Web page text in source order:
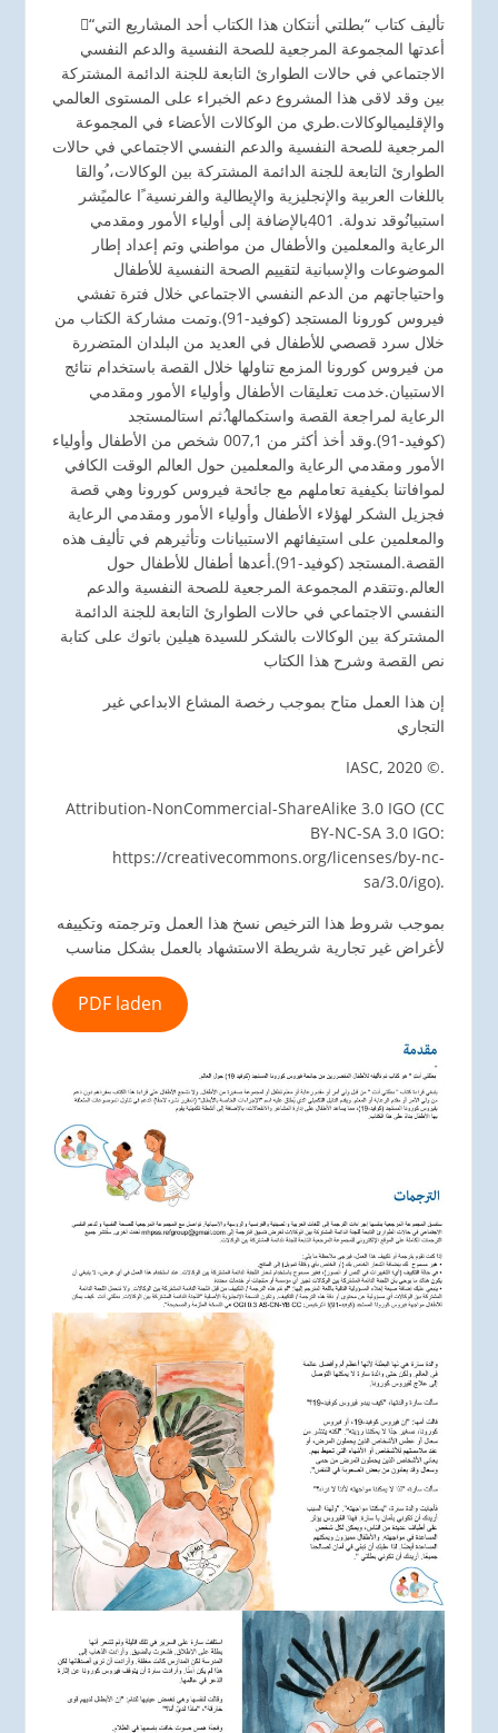
“ِتأليف كتاب “بطلتي أنتكان هذا الكتاب أحد المشاريع التي
أعدتها المجموعة المرجعية للصحة النفسية والدعم النفسي
الاجتماعي في حالات الطوارئ التابعة للجنة الدائمة المشتركة
بين وقد لاقى هذا المشروع دعم الخبراء على المستوى العالمي
والإقليميالوكالات.طري من الوكالات الأعضاء في المجموعة
المرجعية للصحة النفسية والدعم النفسي الاجتماعي في حالات
الطوارئ التابعة للجنة الدائمة المشتركة بين الوكالات، ُوالقا
باللغات العربية والإنجليزية والإيطالية والفرنسية ًا عالميًشر
استبيانُوقد ندولة. 401بالإضافة إلى أولياء الأمور ومقدمي
الرعاية والمعلمين والأطفال من مواطني وتم إعداد إطار
الموضوعات والإسبانية لتقييم الصحة النفسية للأطفال
واحتياجاتهم من الدعم النفسي الاجتماعي خلال فترة تفشي
فيروس كورونا المستجد (كوفيد-91).وتمت مشاركة الكتاب من
خلال سرد قصصي للأطفال في العديد من البلدان المتضررة
من فيروس كورونا المزمع تناولها خلال القصة باستخدام نتائج
الاستبيان.خدمت تعليقات الأطفال وأولياء الأمور ومقدمي
الرعاية لمراجعة القصة واستكمالها.ُثم استالمستجد
(كوفيد-91).وقد أخذ أكثر من 007,1 شخص من الأطفال وأولياء
الأمور ومقدمي الرعاية والمعلمين حول العالم الوقت الكافي
لموافاتنا بكيفية تعاملهم مع جائحة فيروس كورونا وهي قصة
فجزيل الشكر لهؤلاء الأطفال وأولياء الأمور ومقدمي الرعاية
والمعلمين على استيفائهم الاستبيانات وتأثيرهم في تأليف هذه
القصة.المستجد (كوفيد-91).أعدها أطفال للأطفال حول
العالم.وتتقدم المجموعة المرجعية للصحة النفسية والدعم
النفسي الاجتماعي في حالات الطوارئ التابعة للجنة الدائمة
المشتركة بين الوكالات بالشكر للسيدة هيلين باتوك على كتابة
نص القصة وشرح هذا الكتاب
إن هذا العمل متاح بموجب رخصة المشاع الابداعي غير
التجاري
IASC, 2020 ©.
Attribution-NonCommercial-ShareAlike 3.0 IGO (CC
BY-NC-SA 3.0 IGO:
https://creativecommons.org/licenses/by-nc-
sa/3.0/igo).
بموجب شروط هذا الترخيص نسخ هذا العمل وترجمته وتكييفه
لأغراض غير تجارية شريطة الاستشهاد بالعمل بشكل مناسب
PDF laden